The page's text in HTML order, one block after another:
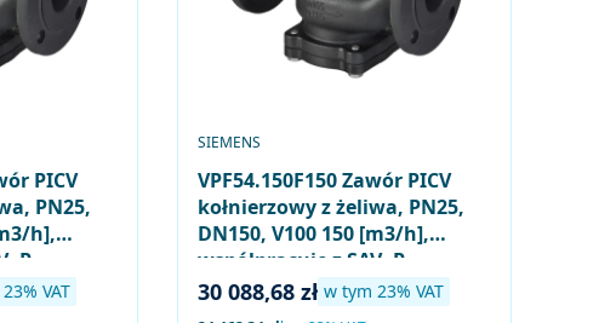
PICV
PN25,
h],
VAT
23% VAT
VPF54.150F150 Zawór PICV
kołnierzowy z żeliwa, PN25,
DN150, V100 150 [m3/h],
współpracuje z SAV..P..,
SQV..P..
PRODUCENT
SIEMENS
Cena brutto
30 088,68 zł w tym %s VAT
w tym 23% VAT